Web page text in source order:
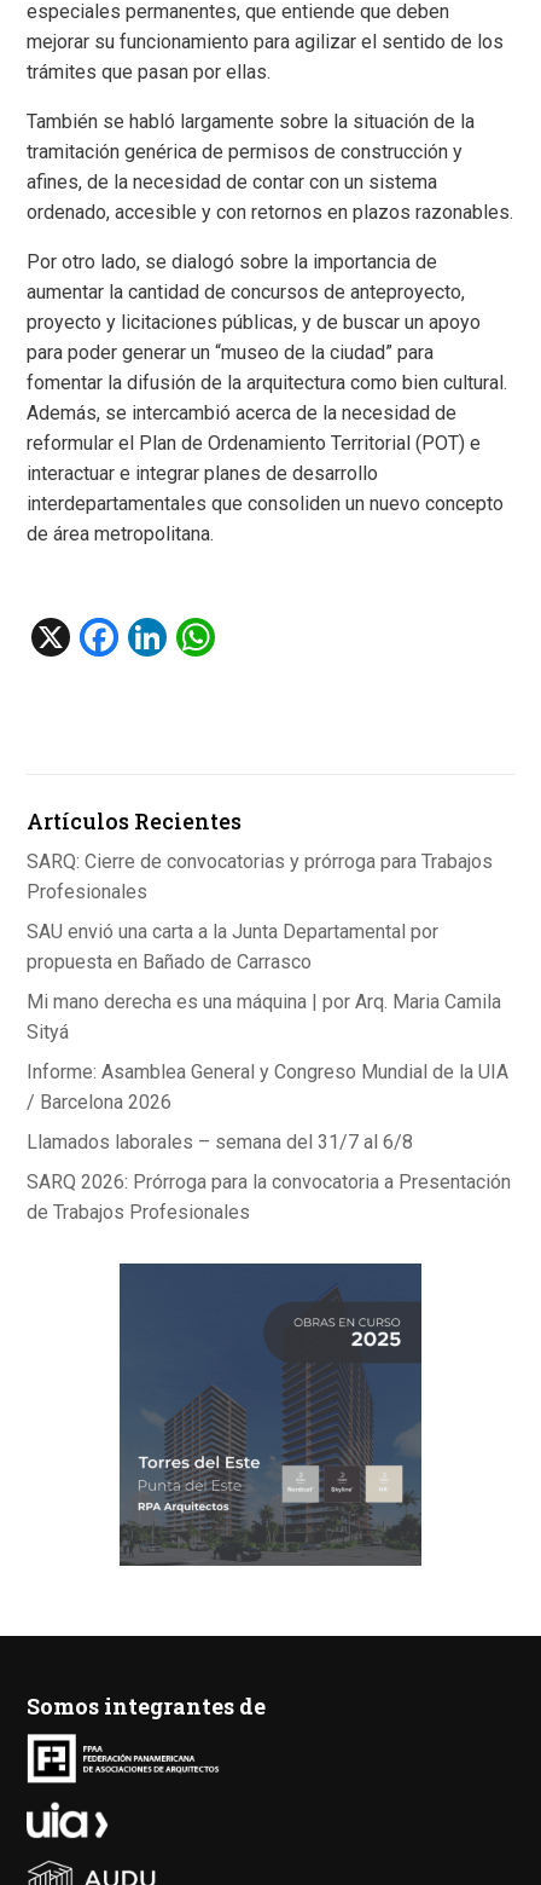
especiales permanentes, que entiende que deben
mejorar su funcionamiento para agilizar el sentido de los
trámites que pasan por ellas.
También se habló largamente sobre la situación de la
tramitación genérica de permisos de construcción y
afines, de la necesidad de contar con un sistema
ordenado, accesible y con retornos en plazos razonables.
Por otro lado, se dialogó sobre la importancia de
aumentar la cantidad de concursos de anteproyecto,
proyecto y licitaciones públicas, y de buscar un apoyo
para poder generar un “museo de la ciudad” para
fomentar la difusión de la arquitectura como bien cultural.
Además, se intercambió acerca de la necesidad de
reformular el Plan de Ordenamiento Territorial (POT) e
interactuar e integrar planes de desarrollo
interdepartamentales que consoliden un nuevo concepto
de área metropolitana.
X
F
o
k
Li
p
p
Artículos Recientes
SARQ: Cierre de convocatorias y prórroga para Trabajos
Profesionales
SAU envió una carta a la Junta Departamental por
propuesta en Bañado de Carrasco
Mi mano derecha es una máquina | por Arq. Maria Camila
Sityá
Informe: Asamblea General y Congreso Mundial de la UIA
/ Barcelona 2026
Llamados laborales – semana del 31/7 al 6/8
SARQ 2026: Prórroga para la convocatoria a Presentación
de Trabajos Profesionales
Somos integrantes de